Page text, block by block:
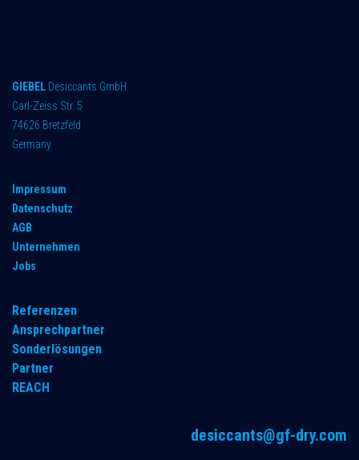
GIEBEL Desiccants GmbH
Carl-Zeiss Str. 5
74626 Bretzfeld
Germany
Impressum
Datenschutz
AGB
Unternehmen
Jobs
Referenzen
Ansprechpartner
Sonderlösungen
Partner
REACH
desiccants@gf-dry.com